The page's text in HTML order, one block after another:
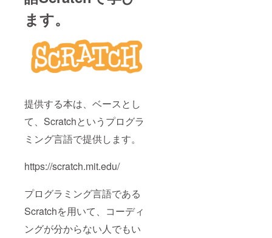
ます。
提供する本は、ベースとし
て、Scratchというプログラ
ミング言語で提供します。
https://scratch.mit.edu/
プログラミング言語である
Scratchを用いて、コーディ
ングが分からない人でもい